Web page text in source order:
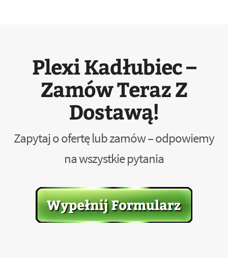
Plexi Kadłubiec –
Zamów Teraz Z
Dostawą!
Zapytaj o ofertę lub zamów – odpowiemy
na wszystkie pytania